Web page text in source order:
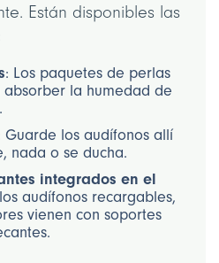
Están disponibles las
: Los paquetes de perlas
la humedad de
Guarde los audífonos allí
nada o se ducha.
integrados en el
audífonos recargables,
vienen con soportes